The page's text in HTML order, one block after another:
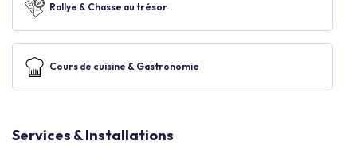
Rallye & Chasse au trésor
Cours de cuisine & Gastronomie
Services & Installations